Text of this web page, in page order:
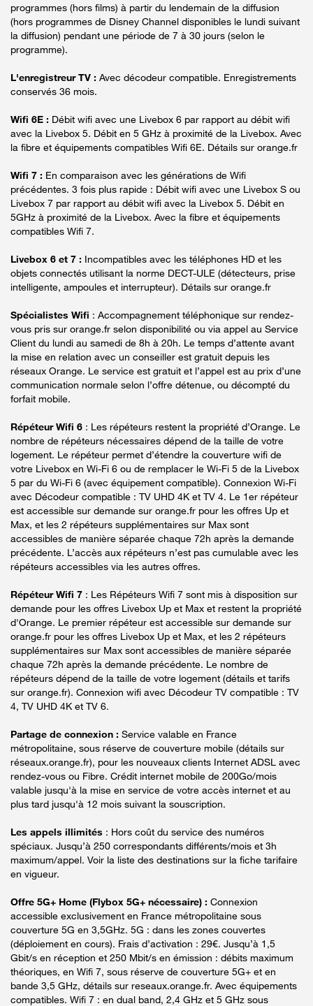
programmes (hors films) à partir du lendemain de la diffusion
(hors programmes de Disney Channel disponibles le lundi suivant
la diffusion) pendant une période de 7 à 30 jours (selon le
programme).
L'enregistreur TV : Avec décodeur compatible. Enregistrements
conservés 36 mois.
Wifi 6E : Débit wifi avec une Livebox 6 par rapport au débit wifi
avec la Livebox 5. Débit en 5 GHz à proximité de la Livebox. Avec
la fibre et équipements compatibles Wifi 6E. Détails sur orange.fr
Wifi 7 : En comparaison avec les générations de Wifi
précédentes. 3 fois plus rapide : Débit wifi avec une Livebox S ou
Livebox 7 par rapport au débit wifi avec la Livebox 5. Débit en
5GHz à proximité de la Livebox. Avec la fibre et équipements
compatibles Wifi 7.
Livebox 6 et 7 : Incompatibles avec les téléphones HD et les
objets connectés utilisant la norme DECT-ULE (détecteurs, prise
intelligente, ampoules et interrupteur). Détails sur orange.fr
Spécialistes Wifi : Accompagnement téléphonique sur rendez-
vous pris sur orange.fr selon disponibilité ou via appel au Service
Client du lundi au samedi de 8h à 20h. Le temps d’attente avant
la mise en relation avec un conseiller est gratuit depuis les
réseaux Orange. Le service est gratuit et l’appel est au prix d’une
communication normale selon l’offre détenue, ou décompté du
forfait mobile.
Répéteur Wifi 6 : Les répéteurs restent la propriété d’Orange. Le
nombre de répéteurs nécessaires dépend de la taille de votre
logement. Le répéteur permet d’étendre la couverture wifi de
votre Livebox en Wi-Fi 6 ou de remplacer le Wi-Fi 5 de la Livebox
5 par du Wi-Fi 6 (avec équipement compatible). Connexion Wi-Fi
avec Décodeur compatible : TV UHD 4K et TV 4. Le 1er répéteur
est accessible sur demande sur orange.fr pour les offres Up et
Max, et les 2 répéteurs supplémentaires sur Max sont
accessibles de manière séparée chaque 72h après la demande
précédente. L’accès aux répéteurs n’est pas cumulable avec les
répéteurs accessibles via les autres offres.
Répéteur Wifi 7 : Les Répéteurs Wifi 7 sont mis à disposition sur
demande pour les offres Livebox Up et Max et restent la propriété
d'Orange. Le premier répéteur est accessible sur demande sur
orange.fr pour les offres Livebox Up et Max, et les 2 répéteurs
supplémentaires sur Max sont accessibles de manière séparée
chaque 72h après la demande précédente. Le nombre de
répéteurs dépend de la taille de votre logement (détails et tarifs
sur orange.fr). Connexion wifi avec Décodeur TV compatible : TV
4, TV UHD 4K et TV 6.
Partage de connexion : Service valable en France
métropolitaine, sous réserve de couverture mobile (détails sur
réseaux.orange.fr), pour les nouveaux clients Internet ADSL avec
rendez-vous ou Fibre. Crédit internet mobile de 200Go/mois
valable jusqu'à la mise en service de votre accès internet et au
plus tard jusqu'à 12 mois suivant la souscription.
Les appels illimités : Hors coût du service des numéros
spéciaux. Jusqu’à 250 correspondants différents/mois et 3h
maximum/appel. Voir la liste des destinations sur la fiche tarifaire
en vigueur.
Offre 5G+ Home (Flybox 5G+ nécessaire) : Connexion
accessible exclusivement en France métropolitaine sous
couverture 5G en 3,5GHz. 5G : dans les zones couvertes
(déploiement en cours). Frais d’activation : 29€. Jusqu’à 1,5
Gbit/s en réception et 250 Mbit/s en émission : débits maximum
théoriques, en Wifi 7, sous réserve de couverture 5G+ et en
bande 3,5 GHz, détails sur reseaux.orange.fr. Avec équipements
compatibles. Wifi 7 : en dual band, 2,4 GHz et 5 GHz sous